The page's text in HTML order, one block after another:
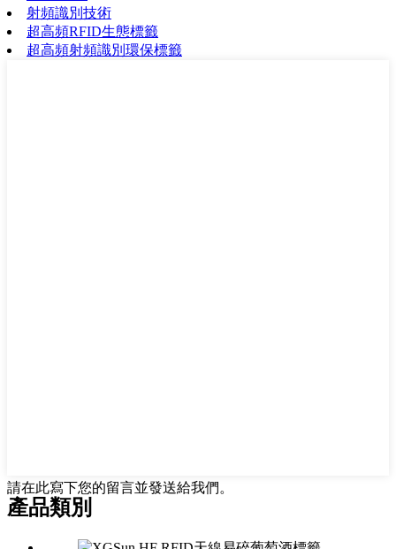
射頻識別技術
超高頻RFID生態標籤
超高頻射頻識別環保標籤
請在此寫下您的留言並發送給我們。
產品類別